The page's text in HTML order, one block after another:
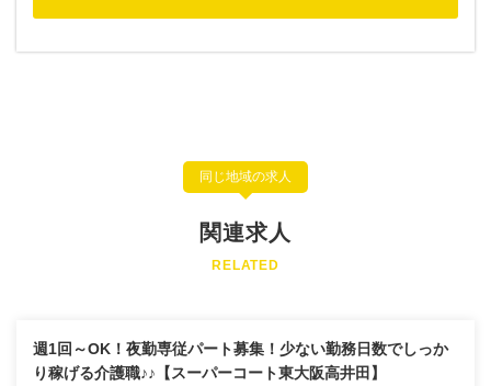
同じ地域の求人
関連求人
RELATED
週1回～OK！夜勤専従パート募集！少ない勤務日数でしっか
り稼げる介護職♪♪【スーパーコート東大阪高井田】